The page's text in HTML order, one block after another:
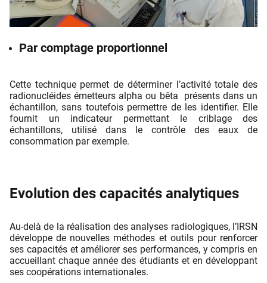
Par comptage proportionnel
Cette technique permet de déterminer l’activité totale des
radionucléides émetteurs alpha ou bêta présents dans un
échantillon, sans toutefois permettre de les identiﬁer. Elle
fournit un indicateur permettant le criblage des
échantillons, utilisé dans le contrôle des eaux de
consommation par exemple.
Evolution des capacités analytiques
Au-delà de la réalisation des analyses radiologiques, l’IRSN
développe de nouvelles méthodes et outils pour renforcer
ses capacités et améliorer ses performances, y compris en
accueillant chaque année des étudiants et en développant
ses coopérations internationales.